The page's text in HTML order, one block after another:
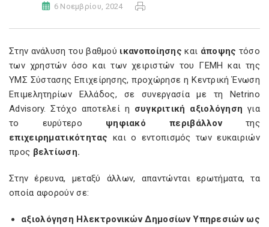
6 Νοεμβρίου, 2024
Στην ανάλυση του βαθμού ικανοποίησηςκαι άποψης τόσο
των χρηστών όσο και των χειριστών του ΓΕΜΗ και της
ΥΜΣ Σύστασης Επιχείρησης, προχώρησε η Κεντρική Ένωση
Επιμελητηρίων Ελλάδος, σε συνεργασία με τη Netrino
Advisory. Στόχο αποτελεί η συγκριτική αξιολόγηση για
το ευρύτερο ψηφιακό περιβάλλοντης
επιχειρηματικότητας και ο εντοπισμός των ευκαιριών
προς βελτίωση.
Στην έρευνα, μεταξύ άλλων, απαντώνται ερωτήματα, τα
οποία αφορούν σε:
αξιολόγηση Ηλεκτρονικών Δημοσίων Υπηρεσιών ως